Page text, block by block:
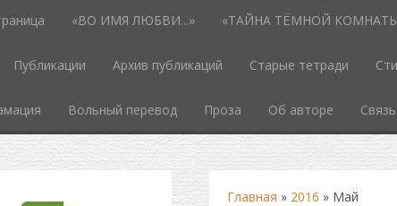
«ВО ИМЯ ЛЮБВИ...» «ТАЙНА ТЁМНОЙ
Публикации Архив публикаций Старые тетради
Вольный перевод Проза Об авторе
Главная » 2016 » Май